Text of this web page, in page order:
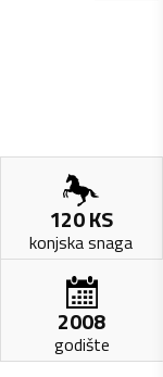
120KS
konjska snaga
2008
godište